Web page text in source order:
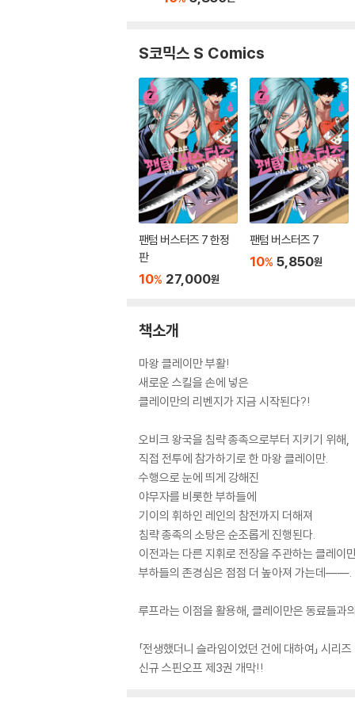
S코믹스 S Comics
팬텀 버스터즈 7 한정
판
10% 27,000원
팬텀 버스터즈 7
10% 5,850원
책소개
마왕 클레이만 부활!
새로운 스킬을 손에 넣은
클레이만의 리벤지가 지금 시작된다?!
오비크 왕국을 침략 종족으로부터 지키기 위해,
직접 전투에 참가하기로 한 마왕 클레이만.
수행으로 눈에 띄게 강해진
야무자를 비롯한 부하들에
기이의 휘하인 레인의 참전까지 더해져
침략 종족의 소탕은 순조롭게 진행된다.
이전과는 다른 지휘로 전장을 주관하는 클레이
부하들의 존경심은 점점 더 높아져 가는데――.
루프라는 이점을 활용해, 클레이만은 동료들과
「전생했더니 슬라임이었던 건에 대하여」 시리즈
신규 스핀오프 제3권 개막!!